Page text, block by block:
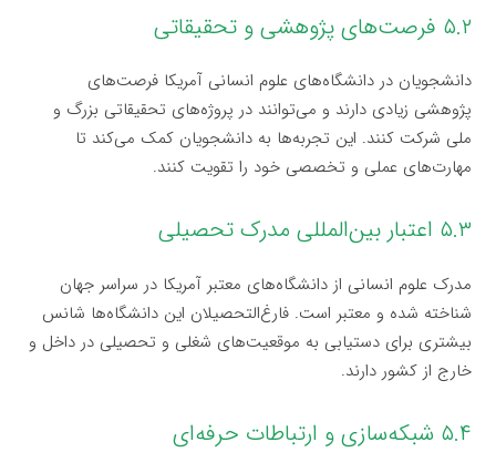
۵.۲ فرصت‌های پژوهشی و تحقیقاتی
دانشجویان در دانشگاه‌های علوم انسانی آمریکا فرصت‌های
پژوهشی زیادی دارند و می‌توانند در پروژه‌های تحقیقاتی بزرگ و
ملی شرکت کنند. این تجربه‌ها به دانشجویان کمک می‌کند تا
مهارت‌های عملی و تخصصی خود را تقویت کنند.
۵.۳ اعتبار بین‌المللی مدرک تحصیلی
مدرک علوم انسانی از دانشگاه‌های معتبر آمریکا در سراسر جهان
شناخته شده و معتبر است. فارغ‌التحصیلان این دانشگاه‌ها شانس
بیشتری برای دستیابی به موقعیت‌های شغلی و تحصیلی در داخل و
خارج از کشور دارند.
۵.۴ شبکه‌سازی و ارتباطات حرفه‌ای